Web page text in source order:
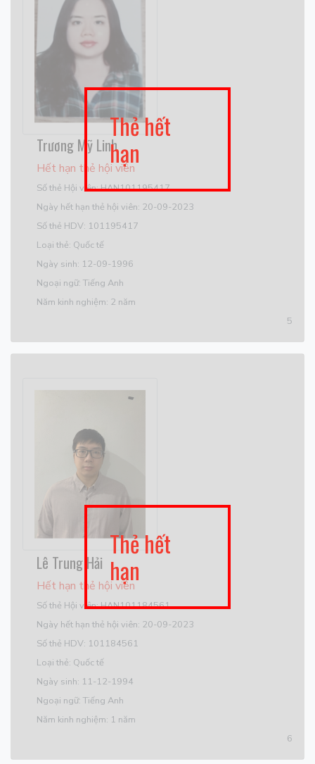
Trương Mỹ Linh
Hết hạn thẻ hội viên
Số thẻ Hội viên: HAN101195417
Ngày hết hạn thẻ hội viên: 20-09-2023
Số thẻ HDV: 101195417
Loại thẻ: Quốc tế
Ngày sinh: 12-09-1996
Ngoại ngữ: Tiếng Anh
Năm kinh nghiệm: 2 năm
5
Thẻ hết
hạn
Lê Trung Hải
Hết hạn thẻ hội viên
Số thẻ Hội viên: HAN101184561
Ngày hết hạn thẻ hội viên: 20-09-2023
Số thẻ HDV: 101184561
Loại thẻ: Quốc tế
Ngày sinh: 11-12-1994
Ngoại ngữ: Tiếng Anh
Năm kinh nghiệm: 1 năm
6
Thẻ hết
hạn